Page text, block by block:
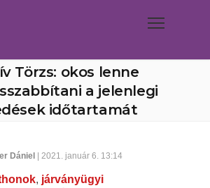
Törzs: okos lenne
a jelenlegi
időtartamát
Dániel | 2021. január 6. 13:14
, járványügyi